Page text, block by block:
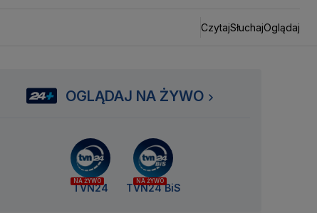
CzytajSłuchajOglądaj
OGLĄDAJ NA ŻYWO
NA ŻYWO
TVN24
NA ŻYWO
TVN24 BiS